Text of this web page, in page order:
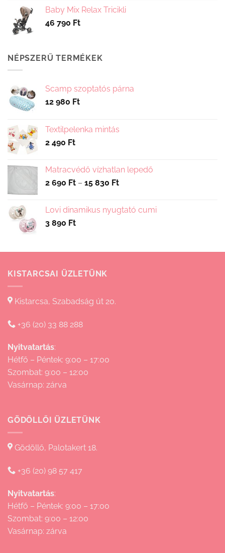
Baby Mix Relax Tricikli
46 790 Ft
NÉPSZERŰ TERMÉKEK
Scamp szoptatós párna
12 980 Ft
Textilpelenka mintás
2 490 Ft
Matracvédő vízhatlan lepedő
2 690 Ft – 15 830 FtÁrtartomány:
-
Lovi dinamikus nyugtató cumi
3 890 Ft
KISTARCSAI ÜZLETÜNK
Kistarcsa, Szabadság út 20.
+36 (20) 33 88 288
Nyitvatartás:
Hétfő – Péntek: 9:00 – 17:00
Szombat: 9:00 – 12:00
Vasárnap: zárva
GÖDÖLLŐI ÜZLETÜNK
Gödöllő, Palotakert 18.
+36 (20) 98 57 417
Nyitvatartás:
Hétfő – Péntek: 9:00 – 17:00
Szombat: 9:00 – 12:00
Vasárnap: zárva